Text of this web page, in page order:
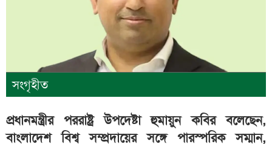
সংগৃহীত
প্রধানমন্ত্রীর পররাষ্ট্র উপদেষ্টা হুমায়ুন কবির বলেছেন,
বাংলাদেশ বিশ্ব সম্প্রদায়ের সঙ্গে পারস্পরিক সম্মান,